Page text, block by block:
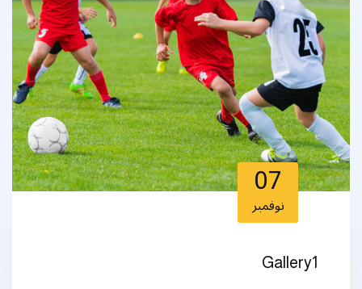
07
نوفمبر
Gallery1